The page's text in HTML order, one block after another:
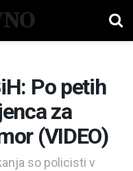
Po petih
za
(VIDEO)
so policisti v